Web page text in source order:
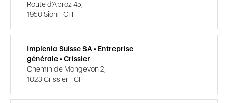
Route d'Aproz 45,
1950 Sion - CH
Implenia Suisse SA • Entreprise
générale • Crissier
Chemin de Mongevon 2,
1023 Crissier - CH